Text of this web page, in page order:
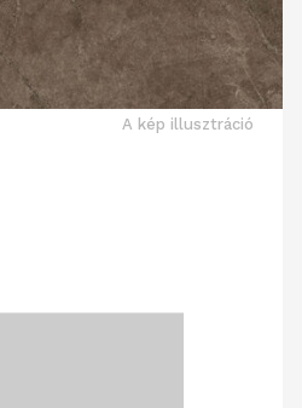
A kép illusztráció